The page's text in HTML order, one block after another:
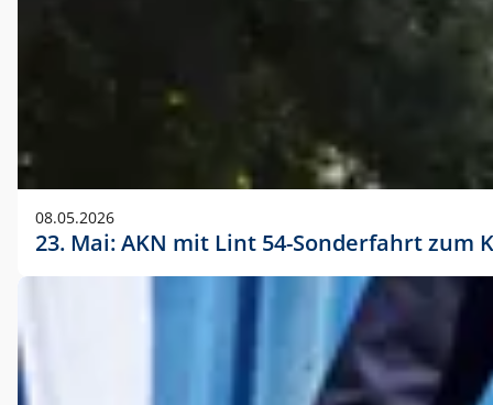
08.05.2026
23. Mai: AKN mit Lint 54-Sonderfahrt